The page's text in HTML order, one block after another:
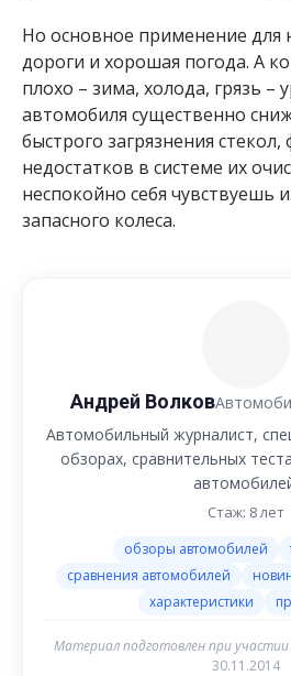
Но основное применение для
дороги и хорошая погода. А
плохо – зима, холода, грязь –
автомобиля существенно
быстрого загрязнения стекол,
недостатков в системе их
неспокойно себя чувствуешь
запасного колеса.
Андрей Волков
Автомобильный журналист,
обзорах, сравнительных
Стаж: 8 лет
обзоры автомобилей
сравнения автомобилей
характеристики
Материал подготовлен при участии
30.11.2014